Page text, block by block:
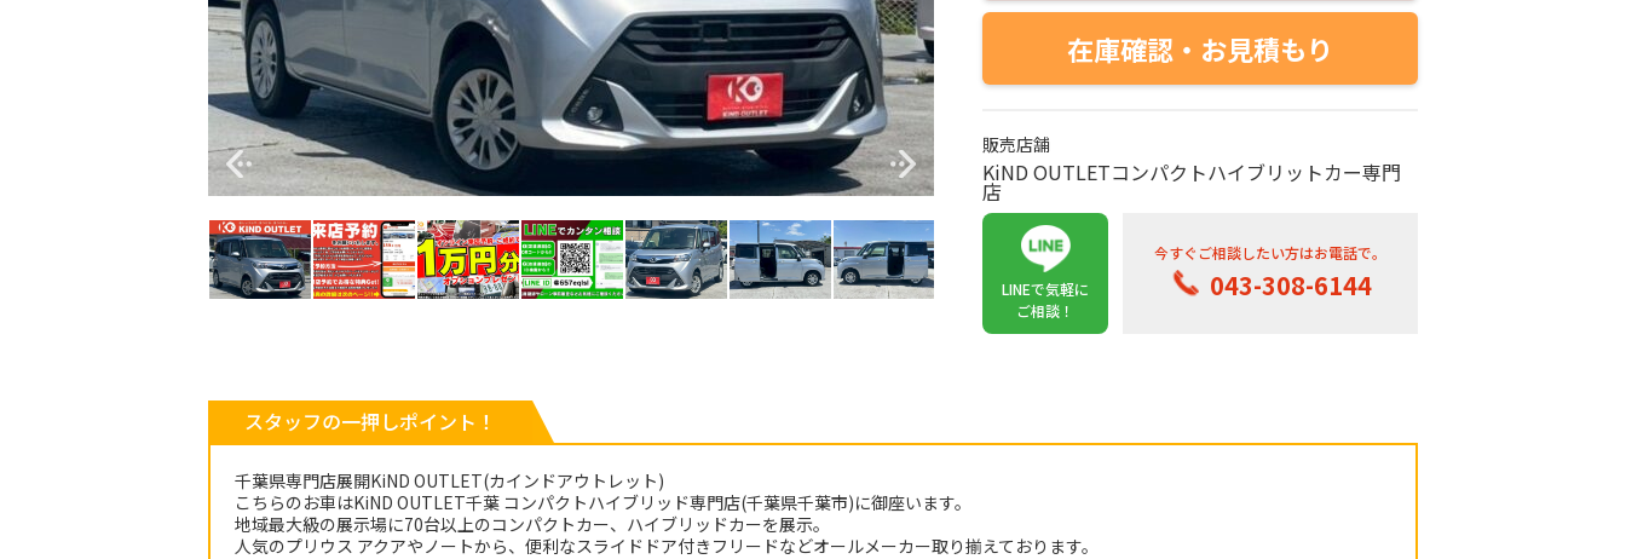
在庫確認・お見積もり
販売店舗
KiND OUTLETコンパクトハイブリットカー専門
店
LINEで気軽に
ご相談！
今すぐご相談したい方はお電話で。
043-308-6144
スタッフの一押しポイント！
千葉県専門店展開KiND OUTLET(カインドアウトレット)
こちらのお車はKiND OUTLET千葉 コンパクトハイブリッド専門店(千葉県千葉市)に御座います。
地域最大級の展示場に70台以上のコンパクトカー、ハイブリッドカーを展示。
人気のプリウス アクアやノートから、便利なスライドドア付きフリードなどオールメーカー取り揃えております。